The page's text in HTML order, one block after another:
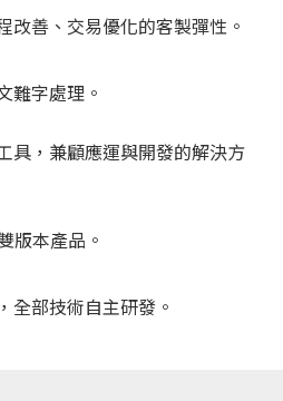
改善、交易優化的客製彈性。
難字處理。
具，兼顧應運與開發的解決方
版本產品。
全部技術自主研發。